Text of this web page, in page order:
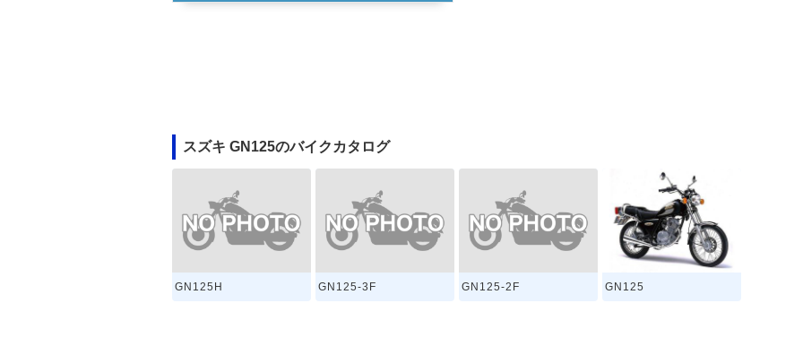
スズキ GN125のバイクカタログ
GN125H GN125-3F GN125-2F GN125